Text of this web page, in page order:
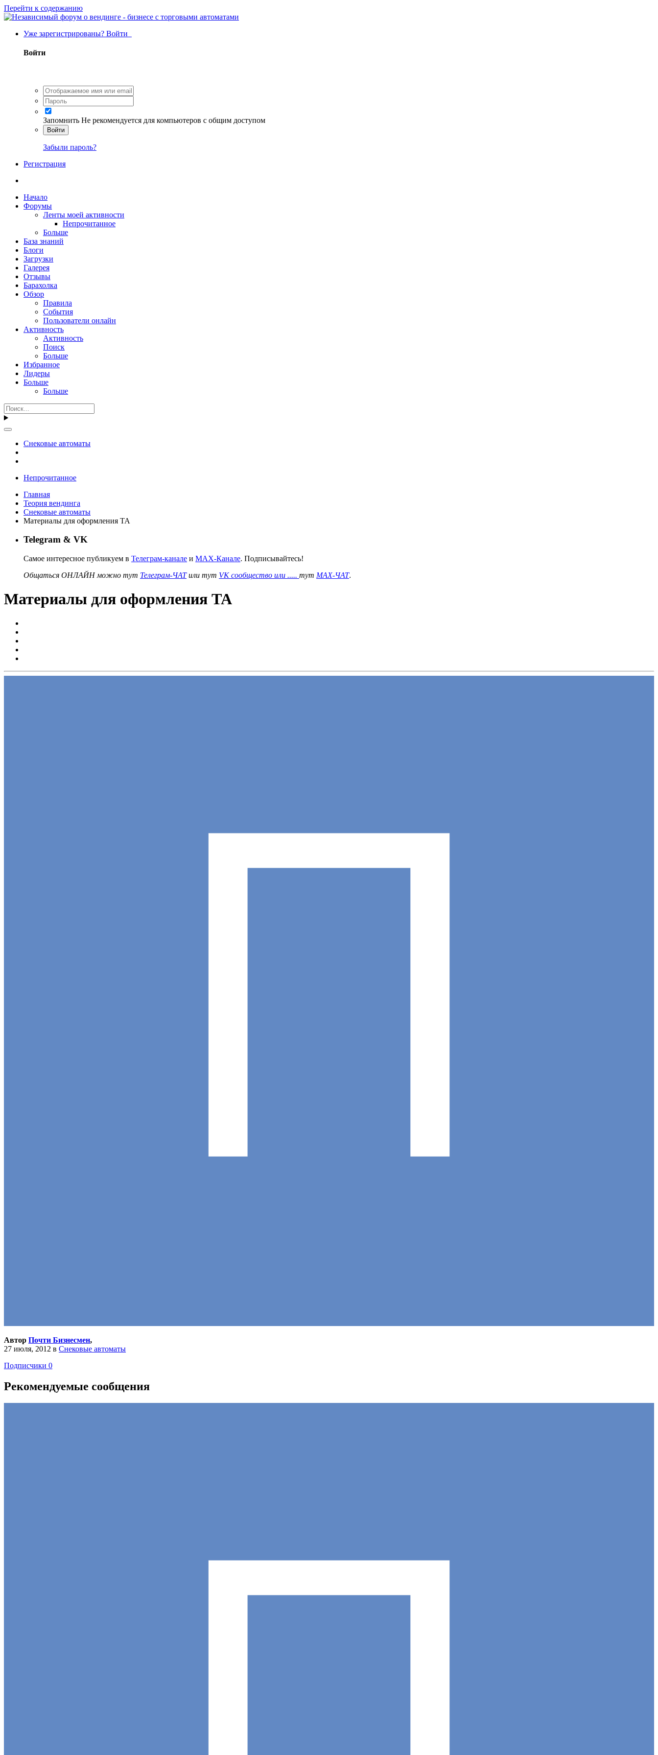
Перейти к содержанию
Уже зарегистрированы? Войти
Войти
Запомнить Не рекомендуется для компьютеров с общим доступом
Войти
Забыли пароль?
Регистрация
Начало
Форумы
Ленты моей активности
Непрочитанное
Больше
База знаний
Блоги
Загрузки
Галерея
Отзывы
Барахолка
Обзор
Правила
События
Пользователи онлайн
Активность
Активность
Поиск
Больше
Избранное
Лидеры
Больше
Больше
Снековые автоматы
Непрочитанное
Главная
Теория вендинга
Снековые автоматы
Материалы для оформления ТА
Telegram & VK
Самое интересное публикуем в Телеграм-канале и MAX-Канале. Подписывайтесь!
Общаться ОНЛАЙН можно тут Телеграм-ЧАТили тут VK сообщество или ..... тут MAX-ЧАТ.
Материалы для оформления ТА
Автор Почти Бизнесмен,
27 июля, 2012 в Снековые автоматы
Подписчики 0
Рекомендуемые сообщения